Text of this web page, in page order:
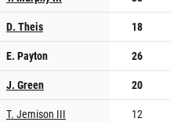
D. Theis
18
E. Payton
26
J. Green
20
T. Jemison III
12